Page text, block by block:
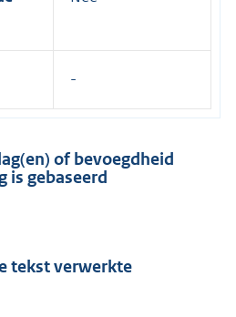
of bevoegdheid
is gebaseerd
tekst verwerkte